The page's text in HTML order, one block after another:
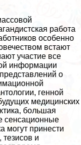
работа
особенно
встают
участие все
информации
о
генной
медицинских
большая
сенсационные
могут принести
тезисов и